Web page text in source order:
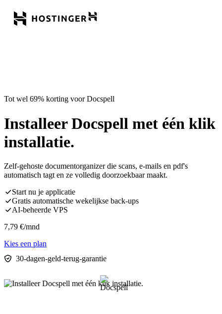
Tot wel 69% korting voor Docspell
Installeer Docspell met één klik
installatie.
Zelf-gehoste documentorganizer die scans, e-mails en pdf's
automatisch tagt en ze volledig doorzoekbaar maakt.
Start nu je applicatie
Gratis automatische wekelijkse back-ups
AI-beheerde VPS
7,79 €/mnd
Kies een plan
30-dagen-geld-terug-garantie